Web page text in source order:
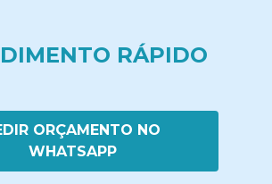
RÁPIDO
ORÇAMENTO NO
WHATSAPP